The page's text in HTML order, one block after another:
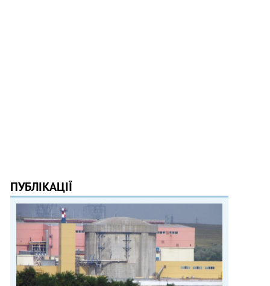
ПУБЛІКАЦІЇ